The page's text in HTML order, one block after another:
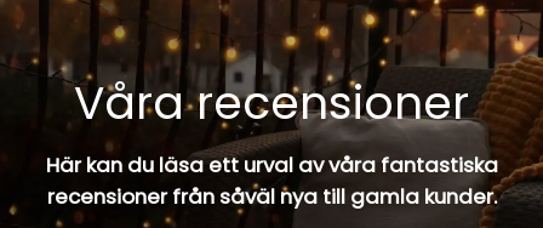
Våra recensioner
Här kan du läsa ett urval av våra fantastiska
recensioner från såväl nya till gamla kunder.